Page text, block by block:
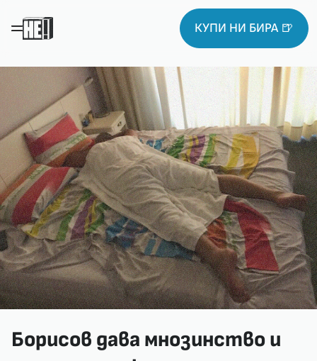
КУПИ НИ БИРА 🍺
Борисов дава мнозинство и